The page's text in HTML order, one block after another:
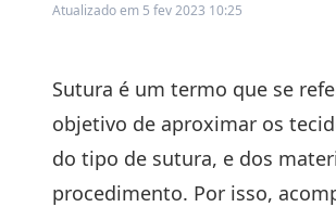
Atualizado em 5 fev 2023 10:25
Sutura é um termo que se
objetivo de aproximar os
do tipo de sutura, e dos
procedimento. Por isso,